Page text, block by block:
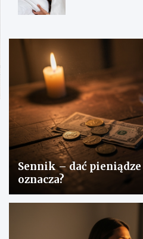
Sennik – dać pieniądze
oznacza?